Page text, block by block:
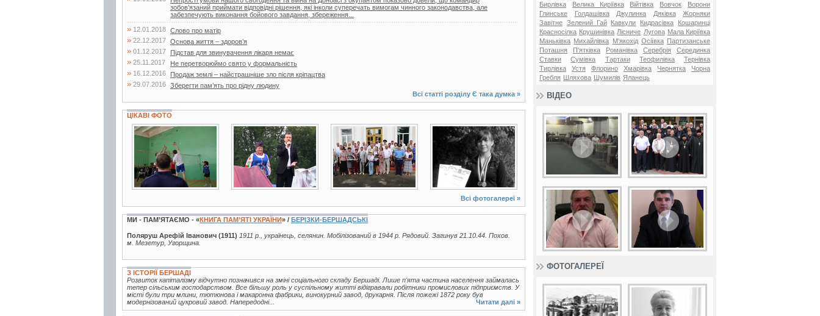
зобов’язаний приймати відповідні рішення, які інколи суперечать вимогам чинного законодавства, але
забезпечують виконання бойового завдання, збереження...
» 12.01.2018 Слово про матір
» 22.12.2017 Основа життя – здоров’я
» 01.12.2017 Підстав для звинувачення лікаря немає
» 25.11.2017 Не перетворюймо свято у формальність
» 16.12.2016 Продаж землі – найстрашніше зло після кріпацтва
» 29.07.2016 Зберегти пам’ять про рідну людину
Всі статті розділу Є така думка »
ЦІКАВІ ФОТО
5 фото 15 фото 6 фото 2 фото
Всі фотогалереї »
МИ - ПАМ’ЯТАЄМО - «КНИГА ПАМ’ЯТІ УКРАЇНИ» / БЕРІЗКИ-БЕРШАДСЬКІ
Поляруш Арефій Іванович (1911) 1911 р., українець, селянин. Мобілізований в 1944 р. Рядовий. Загинув 21.10.44. Похов.
м. Мезетур, Угорщина.
З ІСТОРІЇ БЕРШАДІ
Розвиток капіталізму відчутно позначився на зміні соціального складу Бершаді. Лише п'ята частина населення займалась
тепер сільським господарством. Все більшу роль у суспільному житті відігравали робітники промислових підприємств. У
місті були три млини, тютюнова і макаронна фабрики, винокурний завод, друкарня. Після пожежі 1872 року був
модернізований цукровий завод. Напередодні...
Читати далі »
Бирлівка
Велика Киріївка Війтівка Вовчок
Ворони
Глинське
Голдашівка Джулинка Дяківка
Жорняки
Завітне Зелений Гай Кавкули Кидрасівка
Кошаринці
Красносілка Крушинівка Лісниче Лугова Мала Киріївка
Маньківка Михайлівка М'якохід Осіївка
Партизанське
Поташня
П'ятківка Романівка Серебрія
Серединка
Ставки
Сумівка Тартаки Теофилівка
Тернівка
Тирлівка
Устя Флорино Хмарівка Чернятка
Чорна
Гребля
Шляхова Шумилів Яланець
ВІДЕО
ФОТОГАЛЕРЕЇ